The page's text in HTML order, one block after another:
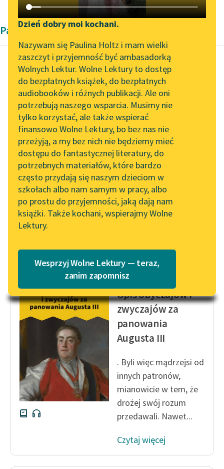
Katalog DAISY
Podkasty o książkach
Zgłoś brak utworu
Aktualności
„Prokurator Alicja Horn”
do słuchania
Byliśmy częścią AI Impact
Lab
Zapraszamy na spotkanie
online z tłumaczkami
literatury skandynawskiej
Spotkanie z Katarzyną
Tunkiel w Oslo
102. lata temu zmarł
Joseph Conrad
Lektury szkolne i klasyka
literatury do słuchania dla
uczennic i uczniów z
niepełnosprawnościami
E-kolekcja lektur
szkolnych i literatury do
słuchania dla uczennic i
uczniów z
niepełnosprawnościami
Feministyczne inspiracje.
Popularyzacja
Ręce pełne poezji
Narzędzia
Mapa Wolnych Lektur
Leśmianator
Przewodnik dla piszących i
czytających
API
OAI-PMH
Widget Wolnych Lektur
Przypisy
Katalog w formacie PDF
Dzień dobry moi kochani.
Nazywam się Paulina Holtz i mam wielki
zaszczyt i przyjemność być ambasadorką
Wolnych Lektur. Wolne Lektury to dostęp
do bezpłatnych książek, do bezpłatnych
audiobooków i różnych publikacji. Ale oni
potrzebują naszego wsparcia. Musimy nie
tylko korzystać, ale także wspierać
finansowo Wolne Lektury, bo bez nas nie
przeżyją, a my bez nich nie będziemy mieć
dostępu do fantastycznej literatury, do
potrzebnych materiałów, które bardzo
często przydają się naszym dzieciom w
szkołach albo nam samym w pracy, albo
po prostu do przyjemności, jaką dają nam
książki. Także kochani, wspierajmy Wolne
Lektury.
Wesprzyj Wolne Lektury — teraz,
zanim zapomnisz
Pamiętnik
Jędrzej Kitowicz
Opis obyczajów i
zwyczajów za
panowania
Augusta III
Imieniem palestry w
Polsce oznacza się
stan ludzi prawnych, z
których jedni są
patronami, służący...
Jędrzej Kitowicz
Opis obyczajów i
zwyczajów za
panowania
Augusta III
. Byli więc mądrzejsi od
innych patronów,
mianowicie w tem, że
drożej swój rozum
przedawali. Nawet...
Czytaj więcej